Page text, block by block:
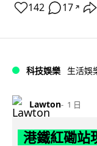
142 17 ↗
科技娛樂 生活娛
Lawton 1 日
港鐵紅磡站